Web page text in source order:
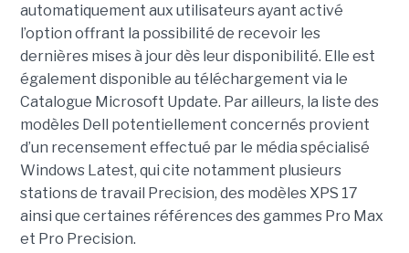
automatiquement aux utilisateurs ayant activé
l’option offrant la possibilité de recevoir les
dernières mises à jour dès leur disponibilité. Elle est
également disponible au téléchargement via le
Catalogue Microsoft Update. Par ailleurs, la liste des
modèles Dell potentiellement concernés provient
d’un recensement effectué par le média spécialisé
Windows Latest, qui cite notamment plusieurs
stations de travail Precision, des modèles XPS 17
ainsi que certaines références des gammes Pro Max
et Pro Precision.